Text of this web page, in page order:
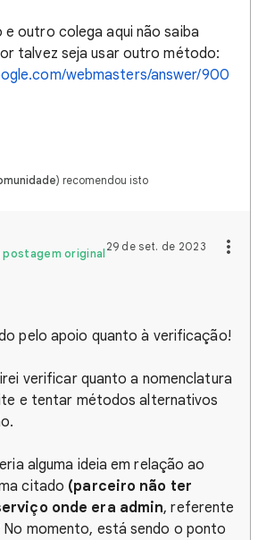
e outro colega aqui não saiba
talvez seja usar outro método:
webmasters/answer/900
) recomendou isto
original
29 de set. de 2023
pelo apoio quanto à verificação!
verificar quanto a nomenclatura
e tentar métodos alternativos
alguma ideia em relação ao
citado (parceiro não ter
onde era admin, referente
No momento, está sendo o ponto